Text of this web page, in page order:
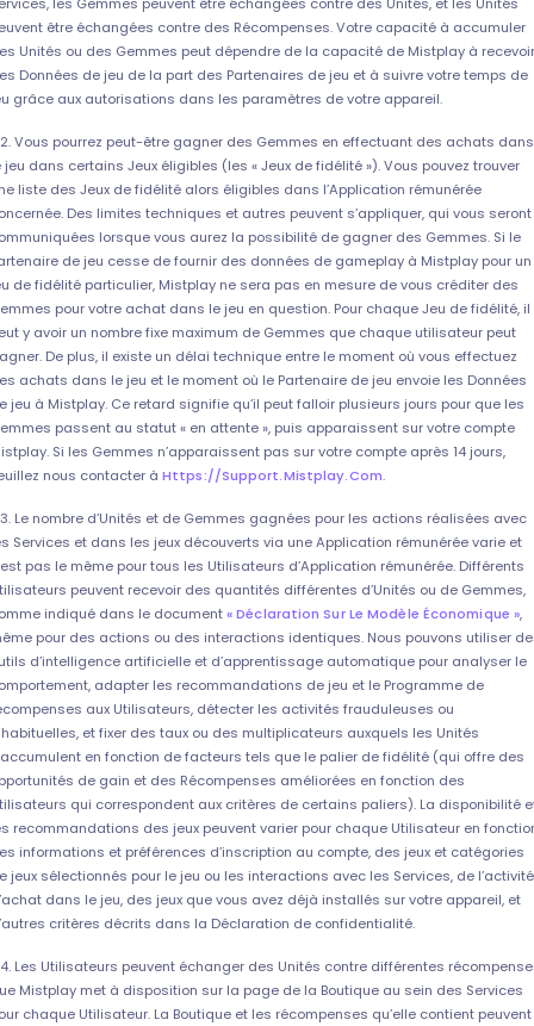
être échangées contre des Récompenses. Votre capacité à accumuler
Unités ou des Gemmes peut dépendre de la capacité de Mistplay à recevoir
Données de jeu de la part des Partenaires de jeu et à suivre votre temps de
grâce aux autorisations dans les paramètres de votre appareil.
Vous pourrez peut-être gagner des Gemmes en effectuant des achats dans
jeu dans certains Jeux éligibles (les « Jeux de fidélité »). Vous pouvez trouver
liste des Jeux de fidélité alors éligibles dans l’Application rémunérée
Des limites techniques et autres peuvent s’appliquer, qui vous seront
lorsque vous aurez la possibilité de gagner des Gemmes. Si le
de jeu cesse de fournir des données de gameplay à Mistplay pour un
de fidélité particulier, Mistplay ne sera pas en mesure de vous créditer des
pour votre achat dans le jeu en question. Pour chaque Jeu de fidélité, il
y avoir un nombre fixe maximum de Gemmes que chaque utilisateur peut
De plus, il existe un délai technique entre le moment où vous effectuez
achats dans le jeu et le moment où le Partenaire de jeu envoie les Données
jeu à Mistplay. Ce retard signifie qu’il peut falloir plusieurs jours pour que les
passent au statut « en attente », puis apparaissent sur votre compte
Si les Gemmes n’apparaissent pas sur votre compte après 14 jours,
nous contacter à Https://support.mistplay.com.
Le nombre d’Unités et de Gemmes gagnées pour les actions réalisées avec
Services et dans les jeux découverts via une Application rémunérée varie et
pas le même pour tous les Utilisateurs d’Application rémunérée. Différents
peuvent recevoir des quantités différentes d’Unités ou de Gemmes,
indiqué dans le document« Déclaration Sur Le Modèle Économique »,
pour des actions ou des interactions identiques. Nous pouvons utiliser
d’intelligence artificielle et d’apprentissage automatique pour analyser le
adapter les recommandations de jeu et le Programme de
aux Utilisateurs, détecter les activités frauduleuses ou
et fixer des taux ou des multiplicateurs auxquels les Unités
en fonction de facteurs tels que le palier de fidélité (qui offre des
de gain et des Récompenses améliorées en fonction des
qui correspondent aux critères de certains paliers). La disponibilité
recommandations des jeux peuvent varier pour chaque Utilisateur en
informations et préférences d’inscription au compte, des jeux et catégories
jeux sélectionnés pour le jeu ou les interactions avec les Services, de l’activité
dans le jeu, des jeux que vous avez déjà installés sur votre appareil, et
critères décrits dans la Déclaration de confidentialité.
Les Utilisateurs peuvent échanger des Unités contre différentes
Mistplay met à disposition sur la page de la Boutique au sein des Services
chaque Utilisateur. La Boutique et les récompenses qu’elle contient peuvent